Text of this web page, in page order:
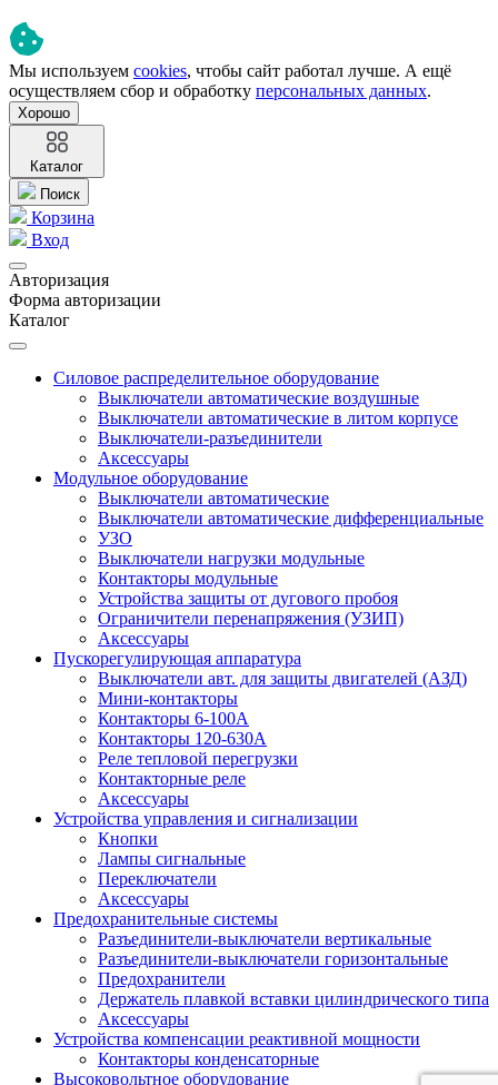
Мы используем cookies, чтобы сайт работал лучше. А ещё
осуществляем сбор и обработку персональных данных.
Хорошо
Каталог
Поиск
Корзина
Вход
Авторизация
Форма авторизации
Каталог
Силовое распределительное оборудование
Выключатели автоматические воздушные
Выключатели автоматические в литом корпусе
Выключатели-разъединители
Аксессуары
Модульное оборудование
Выключатели автоматические
Выключатели автоматические дифференциальные
УЗО
Выключатели нагрузки модульные
Контакторы модульные
Устройства защиты от дугового пробоя
Ограничители перенапряжения (УЗИП)
Аксессуары
Пускорегулирующая аппаратура
Выключатели авт. для защиты двигателей (АЗД)
Мини-контакторы
Контакторы 6-100А
Контакторы 120-630A
Реле тепловой перегрузки
Контакторные реле
Аксессуары
Устройства управления и сигнализации
Кнопки
Лампы сигнальные
Переключатели
Аксессуары
Предохранительные системы
Разъединители-выключатели вертикальные
Разъединители-выключатели горизонтальные
Предохранители
Держатель плавкой вставки цилиндрического типа
Аксессуары
Устройства компенсации реактивной мощности
Контакторы конденсаторные
Высоковольтное оборудование